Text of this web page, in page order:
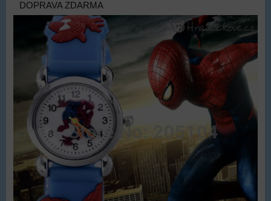
DOPRAVA ZDARMA